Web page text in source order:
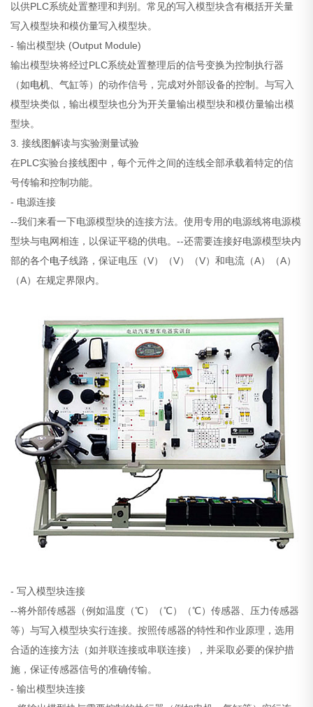
以供PLC系统处置整理和判别。常见的写入模型块含有概括开关量
写入模型块和模仿量写入模型块。
- 输出模型块 (Output Module)
输出模型块将经过PLC系统处置整理后的信号变换为控制执行器
（如电机、气缸等）的动作信号，完成对外部设备的控制。与写入
模型块类似，输出模型块也分为开关量输出模型块和模仿量输出模
型块。
3. 接线图解读与实验测量试验
在PLC实验台接线图中，每个元件之间的连线全部承载着特定的信
号传输和控制功能。
- 电源连接
--我们来看一下电源模型块的连接方法。使用专用的电源线将电源模
型块与电网相连，以保证平稳的供电。--还需要连接好电源模型块内
部的各个电子线路，保证电压（V）（V）（V）和电流（A）（A）
（A）在规定界限内。
- 写入模型块连接
--将外部传感器（例如温度（℃）（℃）（℃）传感器、压力传感器
等）与写入模型块实行连接。按照传感器的特性和作业原理，选用
合适的连接方法（如并联连接或串联连接），并采取必要的保护措
施，保证传感器信号的准确传输。
- 输出模型块连接